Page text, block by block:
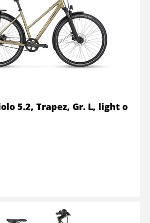
5.2, Trapez, Gr. L, light o